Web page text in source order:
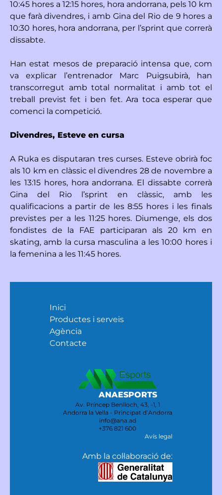
10:45 hores a 12:15 hores, hora andorrana, pels 10 km
que farà divendres, i amb Gina del Rio de 9 hores a
10:30 hores, hora andorrana, per l’sprint que correrà
dissabte.
Han estat mesos de preparació intensa que, com
va explicar l’entrenador Marc Puigsubirà, han
transcorregut amb total normalitat i amb tot el
treball previst fet i ben fet. Ara toca esperar que
comenci la competició.
Divendres, Esteve en cursa
A Ruka es disputaran tres curses. Esteve obrirà foc
als 10 km en clàssic el divendres 28 de novembre a
les 13:15 hores, hora andorrana. El dissabte correrà
Gina del Rio l’sprint en clàssic, amb les
qualificacions a partir de les 8:55 hores i les finals
previstes per a les 11:25 hores. Diumenge, els dos
fondistes de la FAE participaran als 20 km en
skating, amb la cursa masculina a les 10:00 hores i
la femenina a les 11:45 hores.
Inici
Productes i serveis
Agència
Contacte
ANAESPORTS
Av. Príncep Benlloch, 43, -1, 1
Andorra la Vella - Principat d’Andorra
info@ana.ad
+376 821 600
Avís legal
Amb la col·laboració de: